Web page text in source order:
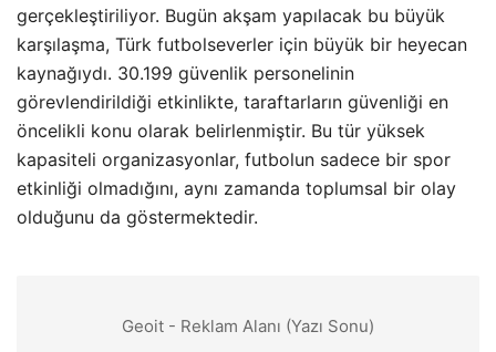
gerçekleştiriliyor. Bugün akşam yapılacak bu büyük
karşılaşma, Türk futbolseverler için büyük bir heyecan
kaynağıydı. 30.199 güvenlik personelinin
görevlendirildiği etkinlikte, taraftarların güvenliği en
öncelikli konu olarak belirlenmiştir. Bu tür yüksek
kapasiteli organizasyonlar, futbolun sadece bir spor
etkinliği olmadığını, aynı zamanda toplumsal bir olay
olduğunu da göstermektedir.
Geoit - Reklam Alanı (Yazı Sonu)